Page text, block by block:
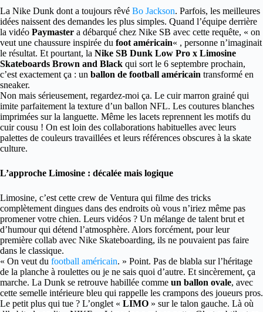
La Nike Dunk dont a toujours rêvé Bo Jackson. Parfois, les meilleures
idées naissent des demandes les plus simples. Quand l’équipe derrière
la vidéo Paymaster a débarqué chez Nike SB avec cette requête, « on
veut une chaussure inspirée du foot américain« , personne n’imaginait
le résultat. Et pourtant, la Nike SB Dunk Low Pro x Limosine
Skateboards Brown and Black qui sort le 6 septembre prochain,
c’est exactement ça : un ballon de football américain transformé en
sneaker.
Non mais sérieusement, regardez-moi ça. Le cuir marron grainé qui
imite parfaitement la texture d’un ballon NFL. Les coutures blanches
imprimées sur la languette. Même les lacets reprennent les motifs du
cuir cousu ! On est loin des collaborations habituelles avec leurs
palettes de couleurs travaillées et leurs références obscures à la skate
culture.
L’approche Limosine : décalée mais logique
Limosine, c’est cette crew de Ventura qui filme des tricks
complètement dingues dans des endroits où vous n’iriez même pas
promener votre chien. Leurs vidéos ? Un mélange de talent brut et
d’humour qui détend l’atmosphère. Alors forcément, pour leur
première collab avec Nike Skateboarding, ils ne pouvaient pas faire
dans le classique.
« On veut du football américain. » Point. Pas de blabla sur l’héritage
de la planche à roulettes ou je ne sais quoi d’autre. Et sincèrement, ça
marche. La Dunk se retrouve habillée comme un ballon ovale, avec
cette semelle intérieure bleu qui rappelle les crampons des joueurs pros.
Le petit plus qui tue ? L’onglet « LIMO » sur le talon gauche. Là où